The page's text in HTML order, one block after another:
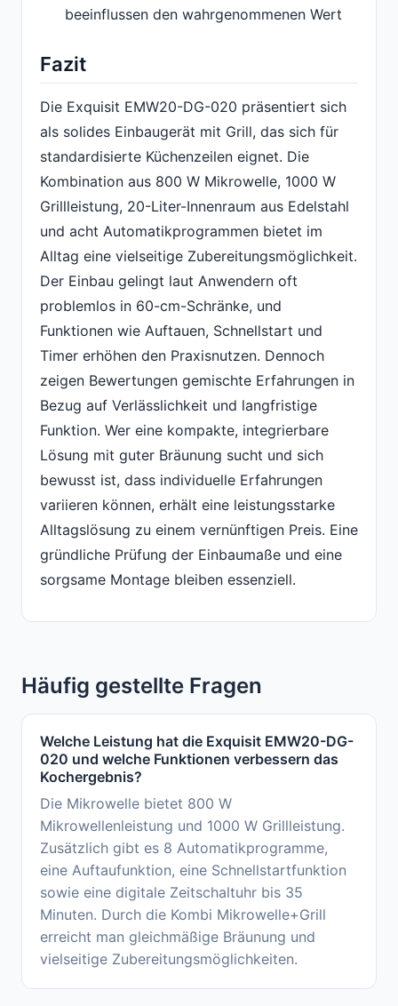
beeinflussen den wahrgenommenen Wert
Fazit
Die Exquisit EMW20-DG-020 präsentiert sich
als solides Einbaugerät mit Grill, das sich für
standardisierte Küchenzeilen eignet. Die
Kombination aus 800 W Mikrowelle, 1000 W
Grillleistung, 20-Liter-Innenraum aus Edelstahl
und acht Automatikprogrammen bietet im
Alltag eine vielseitige Zubereitungsmöglichkeit.
Der Einbau gelingt laut Anwendern oft
problemlos in 60-cm-Schränke, und
Funktionen wie Auftauen, Schnellstart und
Timer erhöhen den Praxisnutzen. Dennoch
zeigen Bewertungen gemischte Erfahrungen in
Bezug auf Verlässlichkeit und langfristige
Funktion. Wer eine kompakte, integrierbare
Lösung mit guter Bräunung sucht und sich
bewusst ist, dass individuelle Erfahrungen
variieren können, erhält eine leistungsstarke
Alltagslösung zu einem vernünftigen Preis. Eine
gründliche Prüfung der Einbaumaße und eine
sorgsame Montage bleiben essenziell.
Häufig gestellte Fragen
Welche Leistung hat die Exquisit EMW20-DG-
020 und welche Funktionen verbessern das
Kochergebnis?
Die Mikrowelle bietet 800 W
Mikrowellenleistung und 1000 W Grillleistung.
Zusätzlich gibt es 8 Automatikprogramme,
eine Auftaufunktion, eine Schnellstartfunktion
sowie eine digitale Zeitschaltuhr bis 35
Minuten. Durch die Kombi Mikrowelle+Grill
erreicht man gleichmäßige Bräunung und
vielseitige Zubereitungsmöglichkeiten.